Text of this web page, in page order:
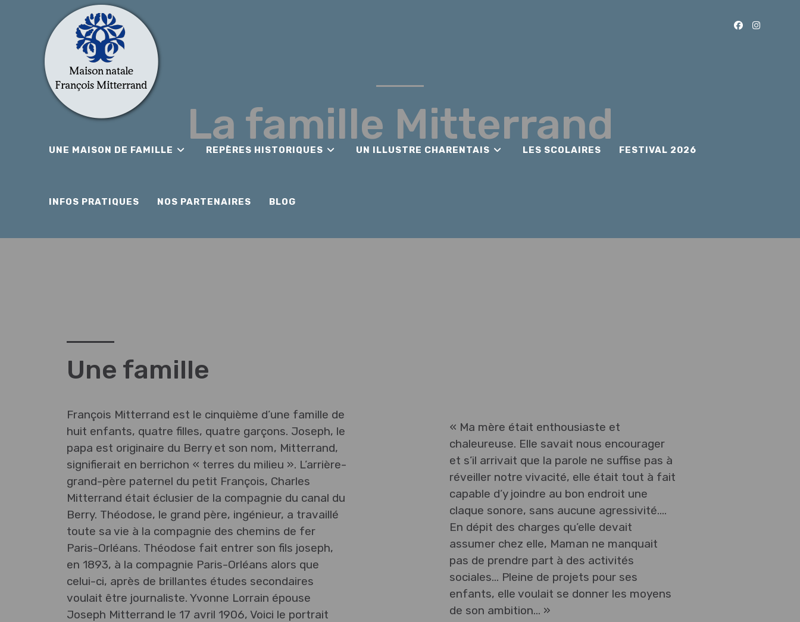
UNE MAISON DE FAMILLE REPÈRES HISTORIQUES UN ILLUSTRE CHARENTAIS LES SCOLAIRES FESTIVAL 2026
INFOS PRATIQUES NOS PARTENAIRES BLOG
La famille Mitterrand
Une famille
François Mitterrand est le cinquième d’une famille de
huit enfants, quatre filles, quatre garçons. Joseph, le
papa est originaire du Berry et son nom, Mitterrand,
signifierait en berrichon « terres du milieu ». L’arrière-
grand-père paternel du petit François, Charles
Mitterrand était éclusier de la compagnie du canal du
Berry. Théodose, le grand père, ingénieur, a travaillé
toute sa vie à la compagnie des chemins de fer
Paris-Orléans. Théodose fait entrer son fils joseph,
en 1893, à la compagnie Paris-Orléans alors que
celui-ci, après de brillantes études secondaires
voulait être journaliste. Yvonne Lorrain épouse
Joseph Mitterrand le 17 avril 1906, Voici le portrait
« Ma mère était enthousiaste et
chaleureuse. Elle savait nous encourager
et s’il arrivait que la parole ne suffise pas à
réveiller notre vivacité, elle était tout à fait
capable d’y joindre au bon endroit une
claque sonore, sans aucune agressivité….
En dépit des charges qu’elle devait
assumer chez elle, Maman ne manquait
pas de prendre part à des activités
sociales… Pleine de projets pour ses
enfants, elle voulait se donner les moyens
de son ambition… »